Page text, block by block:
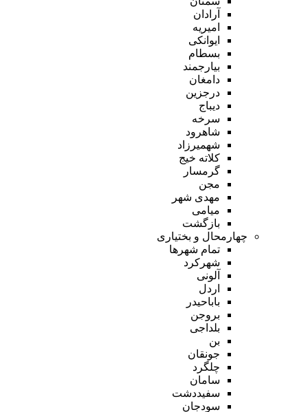
آرادان
امیریه
ایوانکی
بسطام
بیارجمند
دامغان
درجزین
دیباج
سرخه
شاهرود
شهمیرزاد
کلاته خیج
گرمسار
مجن
مهدی شهر
میامی
بازگشت
چهارمحال و بختیاری
تمام شهر‌ها
شهرکرد
آلونی
اردل
باباحیدر
بروجن
بلداجی
بن
جونقان
چلگرد
سامان
سفیددشت
سودجان